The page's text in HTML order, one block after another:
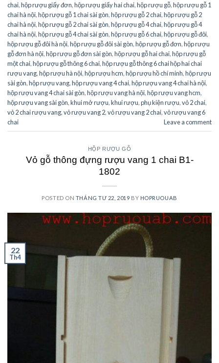
chai,hộp rượu giấy đơn,hộp rượu giấy hai chai,hộp rượu gỗ,hộp rượu gỗ 1
chai hà nội,hộp rượu gỗ 1 chai sài gòn,hộp rượu gỗ 2 chai,hộp rượu gỗ 2
chai hà nội,hộp rượu gỗ 2 chai sài gòn,hộp rượu gỗ 4 chai,hộp rượu gỗ 4
chai hà nội,hộp rượu gỗ 4 chai sài gòn,hộp rượu gỗ 6 chai,hộp rượu gỗ đôi,
hộp rượu gỗ đôi hà nội,hộp rượu gỗ đôi sài gòn,hộp rượu gỗ đơn,hộp rượu
gỗ đơn hà nội,hộp rượu gỗ đơn sài gòn,hộp rượu gỗ hai chai,hộp rượu gỗ
một chai,hộp rượu gỗ thông 6 chai,hộp rượu gỗ thông 6 chai hộp hai chai
rượu vang,hộp rượu hà nội,hộp rượu hcm,hộp rượu hồ chí minh,hộp rượu
sài gòn,hộp rượu vang,hộp rượu vang 4 chai,hộp rượu vang 4 chai hà nội,
hộp rượu vang 4 chai sài gòn,hộp rượu vang hà nội,hộp rượu vang hcm,
hộp rượu vang sài gòn,khui mở rượu,khui rượu,phụ kiện rượu,vỏ 2 chai,
vỏ 2 chai rượu vang,vỏ rượu vang 2,vỏ rượu vang 2 chai,vỏ rượu vang 6
chai
Leave a comment
HỘP RƯỢU GỖ
Vỏ gỗ thông đựng rượu vang 1 chai B1-
1802
POSTED ON THÁNG TƯ 22, 2019 BY HOPRUOUAB
22
Th4